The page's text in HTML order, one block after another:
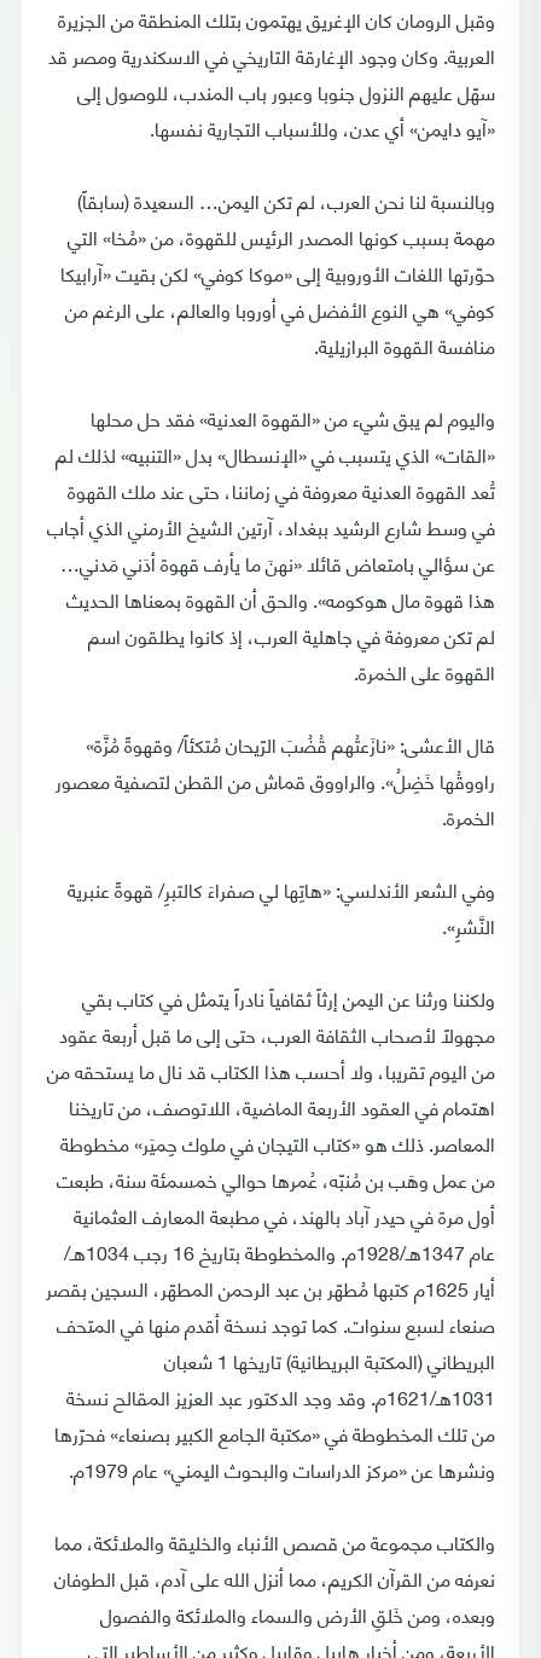
وقبل الرومان كان الإغريق يهتمون بتلك المنطقة من الجزيرة
العربية. وكان وجود الإغارقة التاريخي في الاسكندرية ومصر قد
سهّل عليهم النزول جنوبا وعبور باب المندب، للوصول إلى
«آيو دايمن» أي عدن، وللأسباب التجارية نفسها.
وبالنسبة لنا نحن العرب، لم تكن اليمن… السعيدة (سابقاً)
مهمة بسبب كونها المصدر الرئيس للقهوة، من «مُخا» التي
حوّرتها اللغات الأوروبية إلى «موكا كوفي» لكن بقيت «آرابيكا
كوفي» هي النوع الأفضل في أوروبا والعالم، على الرغم من
منافسة القهوة البرازيلية.
واليوم لم يبق شيء من «القهوة العدنية» فقد حل محلها
«القات» الذي يتسبب في «الإنسطال» بدل «التنبيه» لذلك لم
تُعد القهوة العدنية معروفة في زماننا، حتى عند ملك القهوة
في وسط شارع الرشيد ببغداد، آرتين الشيخ الأرمني الذي أجاب
عن سؤالي بامتعاض قائلا «نهنَ ما يأرف قهوة أدَني مَدني…
هذا قهوة مال هوكومه». والحق أن القهوة بمعناها الحديث
لم تكن معروفة في جاهلية العرب، إذ كانوا يطلقون اسم
القهوة على الخمرة.
قال الأعشى: «نازَعتُهم قُضُبَ الرّيحان مُتكئاً/ وقهوةً مُزَّة»
راووقُها خَضِلُ». والراووق قماش من القطن لتصفية معصور
الخمرة.
وفي الشعر الأندلسي: «هاتِها لي صفراءَ كالتبرِ/ قهوةً عنبرية
النَّشرِ».
ولكننا ورثنا عن اليمن إرثاً ثقافياً نادراً يتمثل في كتاب بقي
مجهولاً لأصحاب الثقافة العرب، حتى إلى ما قبل أربعة عقود
من اليوم تقريبا، ولا أحسب هذا الكتاب قد نال ما يستحقه من
اهتمام في العقود الأربعة الماضية، اللاتوصف، من تاريخنا
المعاصر. ذلك هو «كتاب التيجان في ملوك حِميَر» مخطوطة
من عمل وهَب بن مُنبّه، عُمرها حوالي خمسمئة سنة، طبعت
أول مرة في حيدر آباد بالهند، في مطبعة المعارف العثمانية
عام 1347هـ/1928م. والمخطوطة بتاريخ 16 رجب 1034هـ/
أيار 1625م كتبها مُطهّر بن عبد الرحمن المطهّر، السجين بقصر
صنعاء لسبع سنوات. كما توجد نسخة أقدم منها في المتحف
البريطاني (المكتبة البريطانية) تاريخها 1 شعبان
1031هـ/1621م. وقد وجد الدكتور عبد العزيز المقالح نسخة
من تلك المخطوطة في «مكتبة الجامع الكبير بصنعاء» فحرّرها
ونشرها عن «مركز الدراسات والبحوث اليمني» عام 1979م.
والكتاب مجموعة من قصص الأنباء والخليقة والملائكة، مما
نعرفه من القرآن الكريم، مما أنزل الله على آدم، قبل الطوفان
وبعده، ومن خَلقِ الأرض والسماء والملائكة والفصول
الأربعة، ومن أخبار هابيل وقابيل وكثير من الأساطير التي